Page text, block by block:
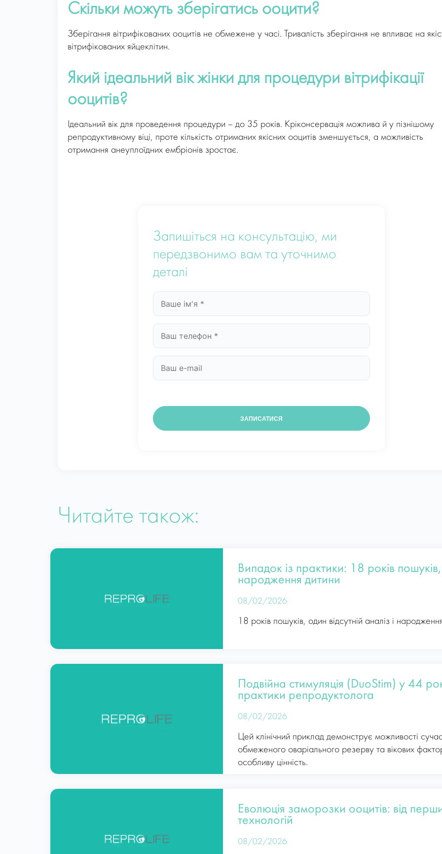
Скільки можуть зберігатись ооцити?
Зберігання вітрифікованих ооцитів не обмежене у часі. Тривалість зберігання не впливає на
вітрифікованих яйцеклітин.
Який ідеальний вік жінки для процедури вітрифікації
ооцитів?
Ідеальний вік для проведення процедури – до 35 років. Кріконсервація можлива й у пізнішому
репродуктивному віці, проте кількість отриманих якісних ооцитів зменшується, а можливість
отримання анеуплоїдних ембріонів зростає.
Запишіться на консультацію, ми
передзвонимо вам та уточнимо
деталі
Читайте також:
Випадок із практики: 18 років пошуків,
народження дитини
08/02/2026
18 років пошуків, один відсутній аналіз і
Подвійна стимуляція (DuoStim) у 44
практики репродуктолога
08/02/2026
Цей клінічний приклад демонструє можливості
обмеженого оваріального резерву та вікових
особливу цінність.
Еволюція заморозки ооцитів: від
технологій
08/02/2026